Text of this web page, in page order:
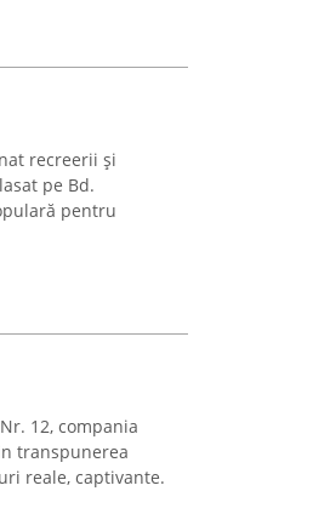
recreerii și
pe Bd.
pentru
12, compania
transpunerea
reale, captivante.